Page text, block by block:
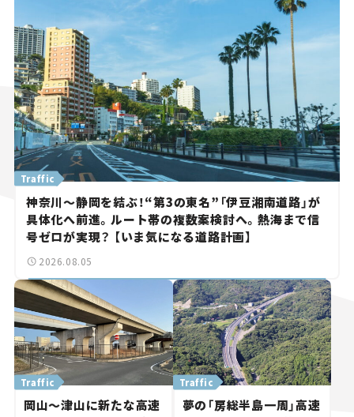
Traffic
神奈川～静岡を結ぶ！“第3の東名”「伊豆湘南道路」が
具体化へ前進。ルート帯の複数案検討へ。熱海まで信
号ゼロが実現？ 【いま気になる道路計画】
2026.08.05
Traffic
岡山～津山に新たな高速
Traffic
夢の「房総半島一周」高速